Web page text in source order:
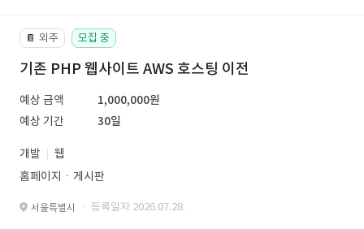
📔 외주 모집 중
기존 PHP 웹사이트 AWS 호스팅 이전
예상 금액
1,000,000원
예상 기간
30일
개발
웹
홈페이지ㆍ게시판
서울특별시 · 등록일자 2026.07.28.